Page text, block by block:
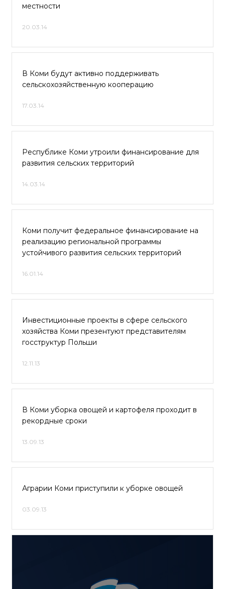
местности
20.03.14
В Коми будут активно поддерживать
сельскохозяйственную кооперацию
17.03.14
Республике Коми утроили финансирование для
развития сельских территорий
14.03.14
Коми получит федеральное финансирование на
реализацию региональной программы
устойчивого развития сельских территорий
16.01.14
Инвестиционные проекты в сфере сельского
хозяйства Коми презентуют представителям
госструктур Польши
12.11.13
В Коми уборка овощей и картофеля проходит в
рекордные сроки
13.09.13
Аграрии Коми приступили к уборке овощей
03.09.13